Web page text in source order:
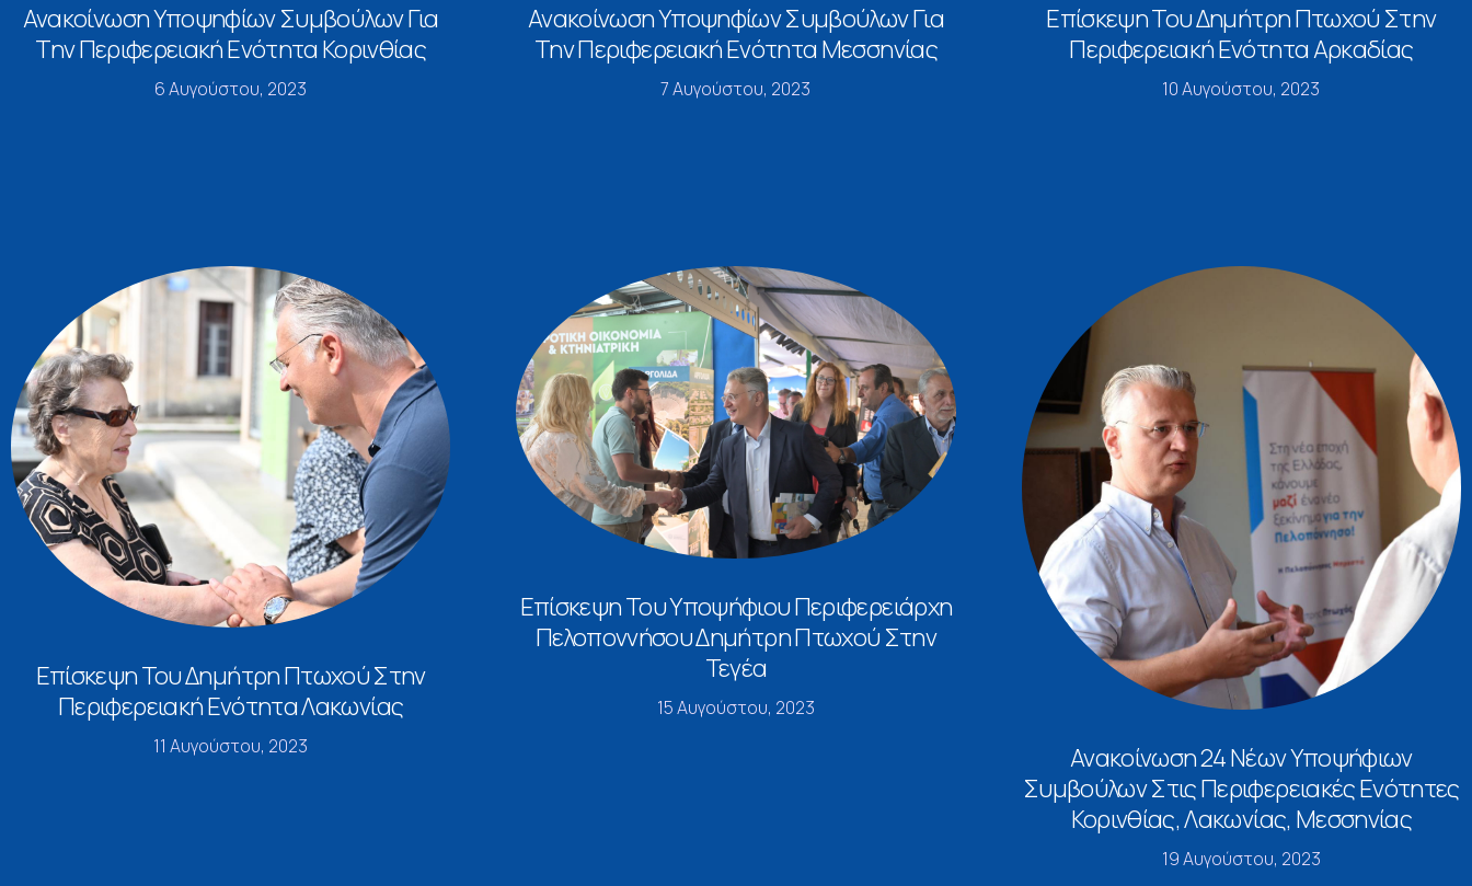
Ανακοίνωση Υποψηφίων Συμβούλων Για
Την Περιφερειακή Ενότητα Κορινθίας
6 Αυγούστου, 2023
Ανακοίνωση Υποψηφίων Συμβούλων Για
Την Περιφερειακή Ενότητα Μεσσηνίας
7 Αυγούστου, 2023
Επίσκεψη Του Δημήτρη Πτωχού Στην
Περιφερειακή Ενότητα Αρκαδίας
10 Αυγούστου, 2023
Επίσκεψη Του Δημήτρη Πτωχού Στην
Περιφερειακή Ενότητα Λακωνίας
11 Αυγούστου, 2023
Επίσκεψη Του Υποψήφιου Περιφερειάρχη
Πελοποννήσου Δημήτρη Πτωχού Στην
Τεγέα
15 Αυγούστου, 2023
Ανακοίνωση 24 Νέων Υποψήφιων
Συμβούλων Στις Περιφερειακές Ενότητες
Κορινθίας, Λακωνίας, Μεσσηνίας
19 Αυγούστου, 2023